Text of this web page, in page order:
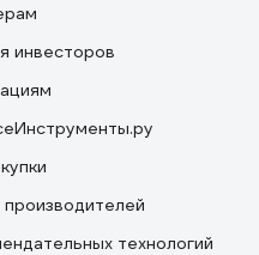
инвесторов
технологий